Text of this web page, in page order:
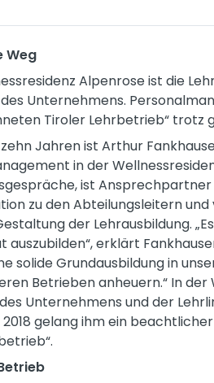
Weg
Alpenrose ist die
Unternehmens.
Tiroler Lehrbetrieb“
Jahren ist Arthur
in der
ist
zu den Abteilungsleitern
der Lehrausbildung.
auszubilden“, erklärt
solide Grundausbildung in
Betrieben anheuern.“ In
Unternehmens und der
gelang ihm ein